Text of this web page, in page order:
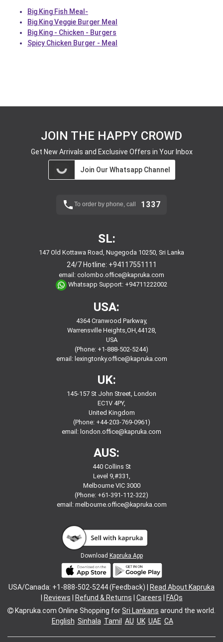
Big King Fish Meal-
Big King Veggie Burger Meal
Big King - Chicken - Burgers
Spicy Chicken Burger - Meal
JOIN THE HAPPY CROWD
Get New Arrivals and Exclusive Offers in Your Inbox
Join Our Whatsapp Channel
To order by phone, call 1337
SL:
147 Old Kottawa Road, Nugegoda 10250, Sri Lanka
24/7 Hotline: +94117551111
email: colombo.office@kapruka.com
Whatsapp Support: +94711222002
USA:
4364 Cranwood Parkway,
Warrensville Heights,OH,44128,
USA
(Phone: +1-888-502-5244)
email: lexingtonky.office@kapruka.com
UK:
145-157 St John Street, London
EC1V 4PY,
United Kingdom
(Phone: +44-203-769-0961)
email: london.office@kapruka.com
AUS:
440 Collins St
Level 9,#331,
Melbourne VIC 3000
(Phone: +61-391-112-322)
email: melbourne.office@kapruka.com
Download Kapruka App
USA/Canada: +1-888-502-5244 (Feedback) |
Read About Kapruka
Reviews Refund & Returns Careers
FAQs
Kapruka.com Online Shopping forSri Lankans around the world.
English Sinhala Tamil AU UK UAE CA